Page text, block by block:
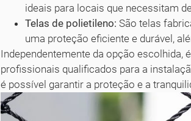
ideais para locais que necessitam
Telas de polietileno: São telas
uma proteção eficiente e durável,
Independentemente da opção
profissionais qualificados para a
é possível garantir a proteção e a